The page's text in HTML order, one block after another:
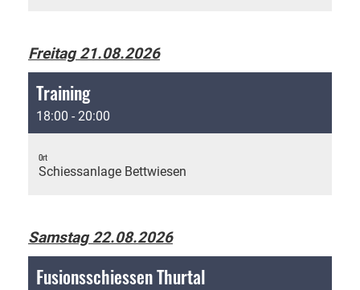
Freitag 21.08.2026
Training
18:00 - 20:00
Ort
Schiessanlage Bettwiesen
Samstag 22.08.2026
Fusionsschiessen Thurtal